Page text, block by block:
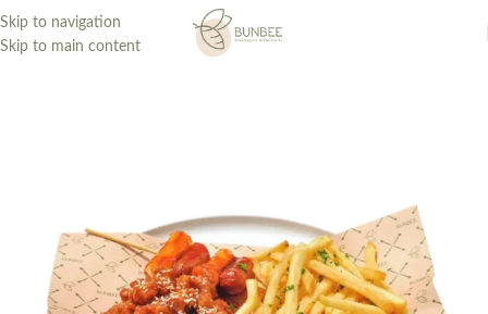
Skip to navigation
Skip to main content